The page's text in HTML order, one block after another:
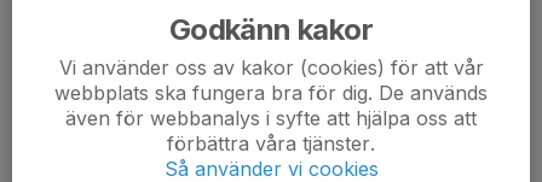
alltså inget köptvång!Godkänn kakor
Vi använder oss av kakor (cookies) för att vår
webbplats ska fungera bra för dig. De används
även för webbanalys i syfte att hjälpa oss att
förbättra våra tjänster.
Så använder vi cookies